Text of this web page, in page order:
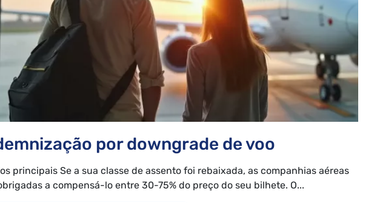
por downgrade de voo
principais Se a sua classe de assento foi rebaixada, as companhias aéreas
a compensá-lo entre 30-75% do preço do seu bilhete. O...